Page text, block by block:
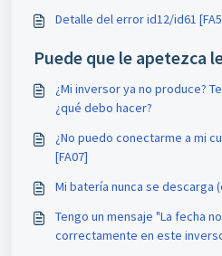
Detalle del error id12/id61
Puede que le apetezca
¿Mi inversor ya no produce?
¿qué debo hacer?
¿No puedo conectarme a mi
[FA07]
Mi batería nunca se descarga
Tengo un mensaje "La fecha
correctamente en este